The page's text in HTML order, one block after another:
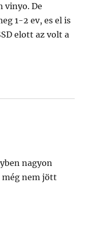
vinyo. De
1-2 ev, es el is
elott az volt a
nagyon
még nem jött